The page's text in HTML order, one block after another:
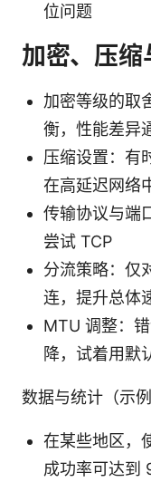
位问题
加密、压
加密等级的取
衡，性能差异
压缩设置：有
在高延迟网络
传输协议与端
尝试 TCP
分流策略：仅
连，提升总体
MTU 调整：
降，试着用默
数据与统计（示例
在某些地区，
成功率可达到